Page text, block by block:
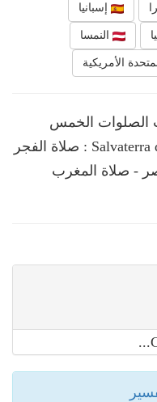
إسبانيا
النمسا
الأمريكية
الصلوات الخمس
ومواعيد رفع الأذان في Salvaterra de Magos : صلاة الفجر
- صلاة المغرب